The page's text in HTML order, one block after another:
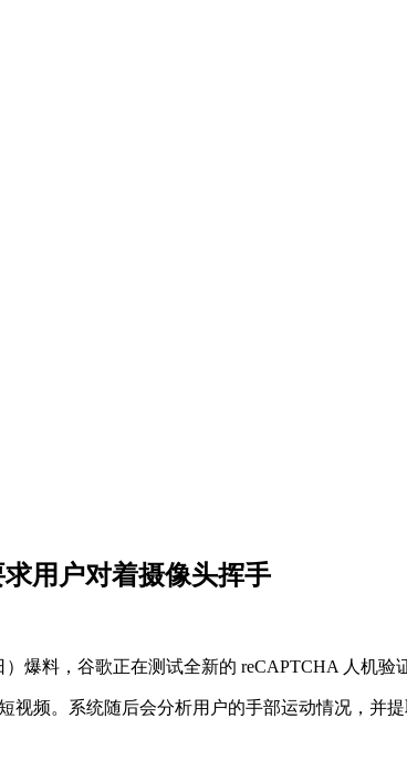
用户对着摄像头挥手
爆料，谷歌正在测试全新的 reCAPTCHA 人机
频。系统随后会分析用户的手部运动情况，并